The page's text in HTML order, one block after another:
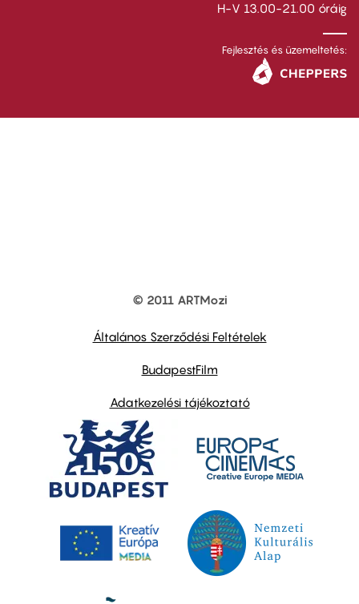
H-V 13.00-21.00 óráig
Fejlesztés és üzemeltetés:
© 2011 ARTMozi
Általános Szerződési Feltételek
BudapestFilm
Adatkezelési tájékoztató